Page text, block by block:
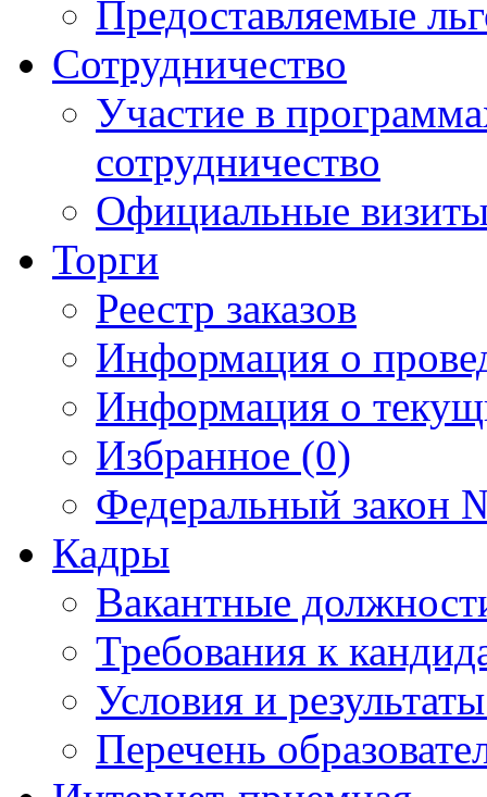
Предоставляемые
Сотрудничество
Участие в
сотрудничество
Официальные
Торги
Реестр заказов
Информация о
Информация о
Избранное (0)
Федеральный закон
Кадры
Вакантные
Требования к
Условия и
Перечень